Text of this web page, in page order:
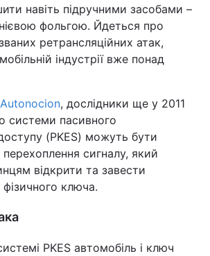
навіть підручними засобами –
фольгою. Йдеться про
ретрансляційних атак,
індустрії вже понад
Autonocion, дослідники ще у 2011
системи пасивного
(PKES) можуть бути
сигналу, який
відкрити та завести
ключа.
PKES автомобіль і ключ